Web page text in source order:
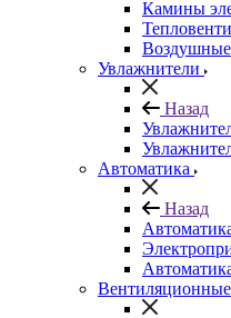
Камины
Воздушные
Увлажнители
Назад
Автоматика
Назад
Вентиляционные